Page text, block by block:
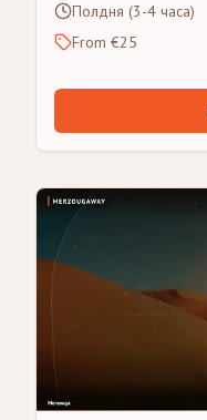
Полдня (3-4 часа)
From €25